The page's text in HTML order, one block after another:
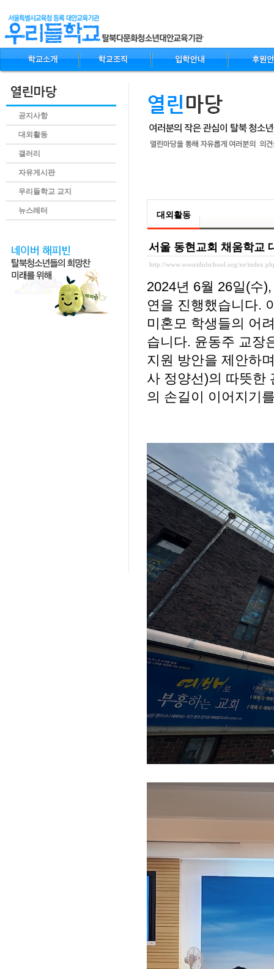
공지사항
대외활동
갤러리
자유게시판
우리들학교 교지
뉴스레터 대외활동
서울 동현교회 채움학교
http://www.wooridulschool.org/xe/
2024년 6월 26일(수
연을 진행했습니다.
미혼모 학생들의 어
습니다. 윤동주 교장
지원 방안을 제안하
사 정양선)의 따뜻한
의 손길이 이어지기